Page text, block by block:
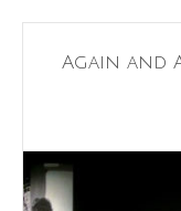
Again and